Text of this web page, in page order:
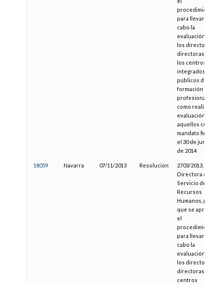
procedimiento
para llevar a
cabo la
evaluación de
los directores y
directoras de
los centros
integrados
públicos de
formación
profesional, así
como realizar la
evaluación de
aquellos cuyo
mandato finaliza
el 30 de junio
de 2014
18059 Navarra 07/11/2013 Resolución
2703/2013, de la
Directora del
Servicio de
Recursos
Humanos, por la
que se aprueba
el
procedimiento
para llevar a
cabo la
evaluación de
los directores y
directoras de
centros